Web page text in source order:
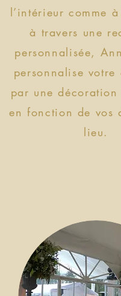
l’intérieur comme à
à travers une
personnalisée,
personnalise votre
par une décoration
en fonction de vos
lieu.